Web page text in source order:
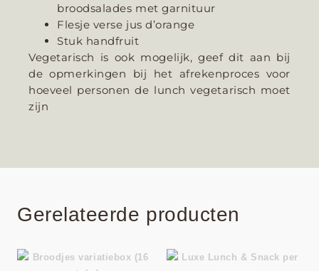
broodsalades met garnituur
Flesje verse jus d’orange
Stuk handfruit
Vegetarisch is ook mogelijk, geef dit aan bij
de opmerkingen bij het afrekenproces voor
hoeveel personen de lunch vegetarisch moet
zijn
Gerelateerde producten